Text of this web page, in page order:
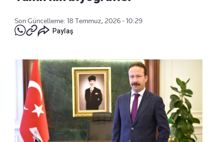
Son Güncelleme: 18 Temmuz, 2026 - 10:29
Paylaş